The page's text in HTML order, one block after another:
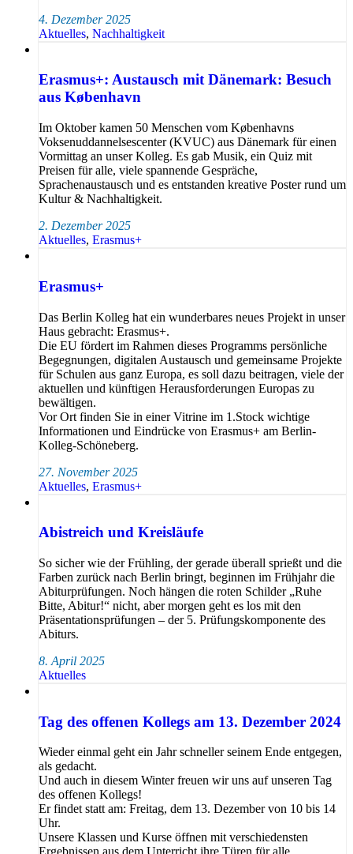
4. Dezember 2025
Aktuelles, Nachhaltigkeit
Erasmus+: Austausch mit Dänemark: Besuch
aus København
Im Oktober kamen 50 Menschen vom Københavns
Voksenuddannelsescenter (KVUC) aus Dänemark für einen
Vormittag an unser Kolleg. Es gab Musik, ein Quiz mit
Preisen für alle, viele spannende Gespräche,
Sprachenaustausch und es entstanden kreative Poster rund um
Kultur & Nachhaltigkeit.
2. Dezember 2025
Aktuelles, Erasmus+
Erasmus+
Das Berlin Kolleg hat ein wunderbares neues Projekt in unser
Haus gebracht: Erasmus+.
Die EU fördert im Rahmen dieses Programms persönliche
Begegnungen, digitalen Austausch und gemeinsame Projekte
für Schulen aus ganz Europa, es soll dazu beitragen, viele der
aktuellen und künftigen Herausforderungen Europas zu
bewältigen.
Vor Ort finden Sie in einer Vitrine im 1.Stock wichtige
Informationen und Eindrücke von Erasmus+ am Berlin-
Kolleg-Schöneberg.
27. November 2025
Aktuelles, Erasmus+
Abistreich und Kreisläufe
So sicher wie der Frühling, der gerade überall sprießt und die
Farben zurück nach Berlin bringt, beginnen im Frühjahr die
Abiturprüfungen. Noch hängen die roten Schilder „Ruhe
Bitte, Abitur!“ nicht, aber morgen geht es los mit den
Präsentationsprüfungen – der 5. Prüfungskomponente des
Abiturs.
8. April 2025
Aktuelles
Tag des offenen Kollegs am 13. Dezember 2024
Wieder einmal geht ein Jahr schneller seinem Ende entgegen,
als gedacht.
Und auch in diesem Winter freuen wir uns auf unseren Tag
des offenen Kollegs!
Er findet statt am: Freitag, dem 13. Dezember von 10 bis 14
Uhr.
Unsere Klassen und Kurse öffnen mit verschiedensten